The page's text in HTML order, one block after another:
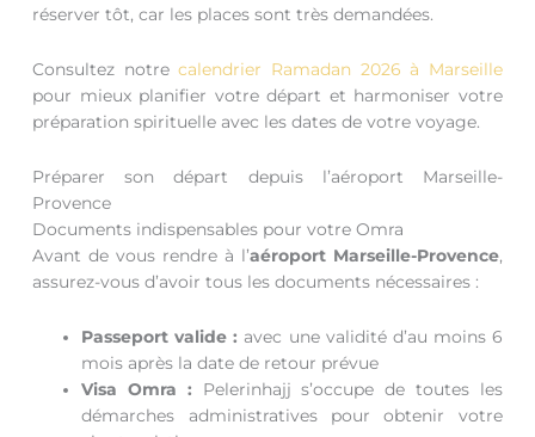
réserver tôt, car les places sont très demandées.
Consultez notrecalendrier Ramadan 2026 à Marseille
pour mieux planifier votre départ et harmoniser votre
préparation spirituelle avec les dates de votre voyage.
Préparer son départ depuis l’aéroport Marseille-
Provence
Documents indispensables pour votre Omra
Avant de vous rendre à l’aéroport Marseille-Provence,
assurez-vous d’avoir tous les documents nécessaires :
Passeport valide : avec une validité d’au moins 6
mois après la date de retour prévue
Visa Omra : Pelerinhajj s’occupe de toutes les
démarches administratives pour obtenir votre